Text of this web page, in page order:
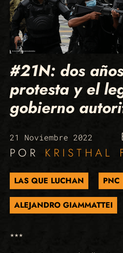
#21N: dos
protesta y el
gobierno
21 Noviembre 2022
POR KRISTHAL
LAS QUE LUCHAN PNC
ALEJANDRO GIAMMATTEI
***